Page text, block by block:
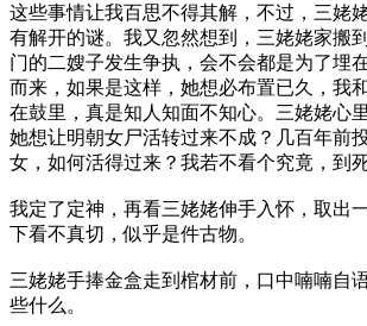
这些事情让我百思不得其解，不过，三姥
有解开的谜。我又忽然想到，三姥姥家搬
门的二嫂子发生争执，会不会都是为了埋
而来，如果是这样，她想必布置已久，我
在鼓里，真是知人知面不知心。三姥姥心
她想让明朝女尸活转过来不成？几百年前
女，如何活得过来？我若不看个究竟，到
我定了定神，再看三姥姥伸手入怀，取出
下看不真切，似乎是件古物。
三姥姥手捧金盒走到棺材前，口中喃喃自
些什么。